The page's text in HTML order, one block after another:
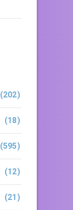
(202)
(18)
(595)
(12)
(21)